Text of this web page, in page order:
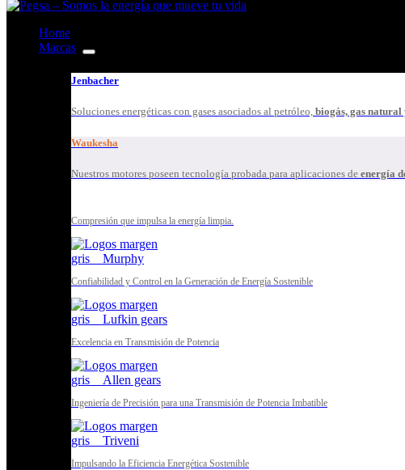
Home
Marcas
Jenbacher
Soluciones energéticas con gases asociados al petróleo, biogás, gas natural
Waukesha
Nuestros motores poseen tecnología probada para aplicaciones de energía
Compresión que impulsa la energía limpia.
Confiabilidad y Control en la Generación de Energía Sostenible
Excelencia en Transmisión de Potencia
Ingeniería de Precisión para una Transmisión de Potencia Imbatible
Impulsando la Eficiencia Energética Sostenible